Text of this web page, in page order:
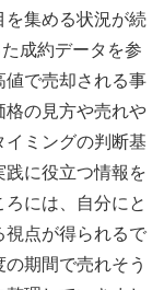
を集める状況が続
成約データを参
値で売却される事
格の見方や売れや
ミングの判断基
に役立つ情報を
には、自分にと
視点が得られるで
期間で売れそう